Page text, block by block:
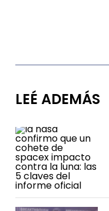
LEÉ ADEMÁS